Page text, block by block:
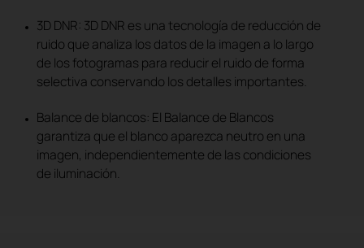
3D DNR: 3D DNR es una tecnología de reducción de
ruido que analiza los datos de la imagen a lo largo
de los fotogramas para reducir el ruido de forma
selectiva conservando los detalles importantes.
Balance de blancos: El Balance de Blancos
garantiza que el blanco aparezca neutro en una
imagen, independientemente de las condiciones
de iluminación.